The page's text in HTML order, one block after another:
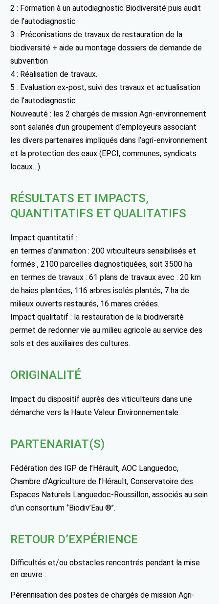
2 : Formation à un autodiagnostic Biodiversité puis audit
de l’autodiagnostic
3 : Préconisations de travaux de restauration de la
biodiversité + aide au montage dossiers de demande de
subvention
4 : Réalisation de travaux.
5 : Evaluation ex-post, suivi des travaux et actualisation
de l’autodiagnostic
Nouveauté : les 2 chargés de mission Agri-environnement
sont salariés d’un groupement d’employeurs associant
les divers partenaires impliqués dans l’agri-environnement
et la protection des eaux (EPCI, communes, syndicats
locaux…).
RÉSULTATS ET IMPACTS,
QUANTITATIFS ET QUALITATIFS
Impact quantitatif :
en termes d’animation : 200 viticulteurs sensibilisés et
formés , 2100 parcelles diagnostiquées, soit 3500 ha
en termes de travaux : 61 plans de travaux avec : 20 km
de haies plantées, 116 arbres isolés plantés, 7 ha de
milieux ouverts restaurés, 16 mares créées.
Impact qualitatif : la restauration de la biodiversité
permet de redonner vie au milieu agricole au service des
sols et des auxiliaires des cultures.
ORIGINALITÉ
Impact du dispositif auprès des viticulteurs dans une
démarche vers la Haute Valeur Environnementale.
PARTENARIAT(S)
Fédération des IGP de l’Hérault, AOC Languedoc,
Chambre d’Agriculture de l’Hérault, Conservatoire des
Espaces Naturels Languedoc-Roussillon, associés au sein
d’un consortium ‘’Biodiv’Eau ®’’.
RETOUR D’EXPÉRIENCE
Difficultés et/ou obstacles rencontrés pendant la mise
en œuvre :
Pérennisation des postes de chargés de mission Agri-